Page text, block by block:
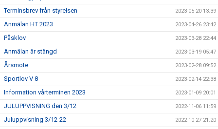
Terminsbrev från styrelsen 2023-05-20 13:39
Anmälan HT 2023 2023-04-26 23:42
Påsklov 2023-03-28 22:44
Anmälan är stängd 2023-03-19 05:47
Årsmöte 2023-02-28 09:52
Sportlov V 8 2023-02-14 22:38
Information vårterminen 2023 2023-01-09 20:01
JULUPPVISNING den 3/12 2022-11-06 11:59
Juluppvisning 3/12-22 2022-10-27 21:20